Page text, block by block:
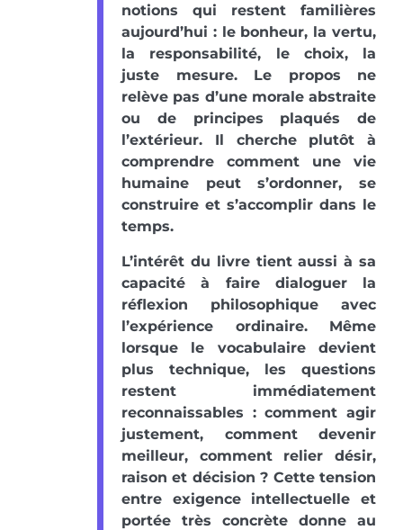
notions qui restent familières
aujourd’hui : le bonheur, la vertu,
la responsabilité, le choix, la
juste mesure. Le propos ne
relève pas d’une morale abstraite
ou de principes plaqués de
l’extérieur. Il cherche plutôt à
comprendre comment une vie
humaine peut s’ordonner, se
construire et s’accomplir dans le
temps.
L’intérêt du livre tient aussi à sa
capacité à faire dialoguer la
réflexion philosophique avec
l’expérience ordinaire. Même
lorsque le vocabulaire devient
plus technique, les questions
restent immédiatement
reconnaissables : comment agir
justement, comment devenir
meilleur, comment relier désir,
raison et décision ? Cette tension
entre exigence intellectuelle et
portée très concrète donne au